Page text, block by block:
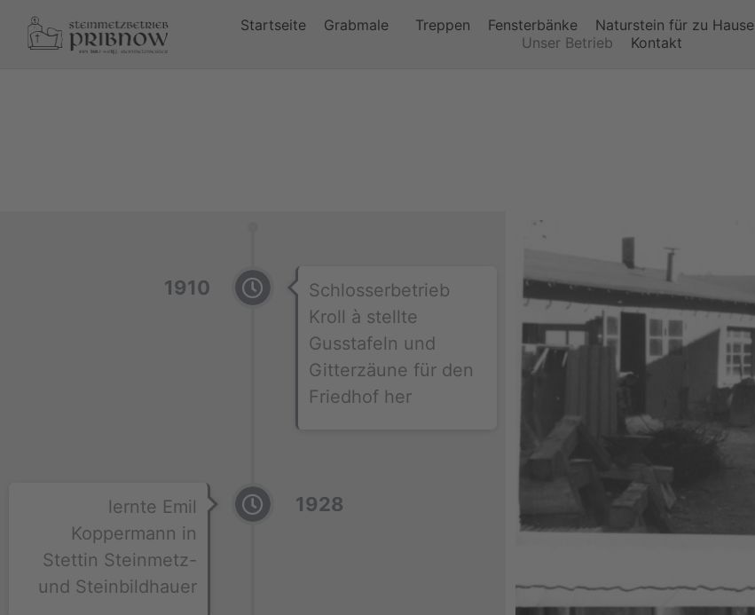
Startseite Grabmale Treppen Fensterbänke Naturstein für zu Hause
Unser Betrieb
Kontakt
1910
Schlosserbetrieb
Kroll à stellte
Gusstafeln und
Gitterzäune für den
Friedhof her
1928
lernte Emil
Koppermann in
Stettin Steinmetz-
und Steinbildhauer